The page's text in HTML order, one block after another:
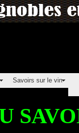
Savoirs sur le vin